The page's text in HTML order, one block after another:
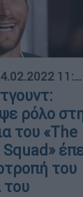
11:18
ρόλο
του «The
του
του